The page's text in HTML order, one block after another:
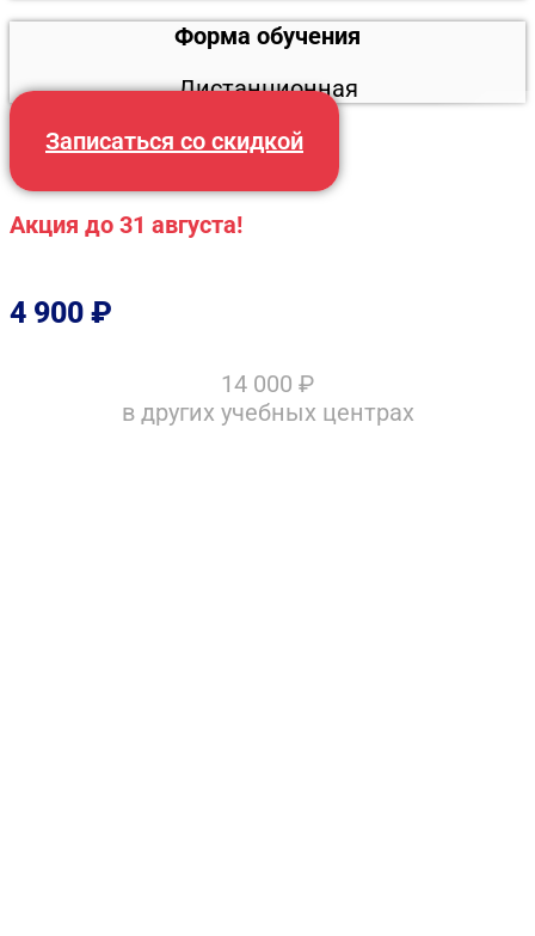
Форма обучения
Дистанционная
Записаться со скидкой
Акция до 31 августа!
4 900 ₽
14 000 ₽
в других учебных центрах